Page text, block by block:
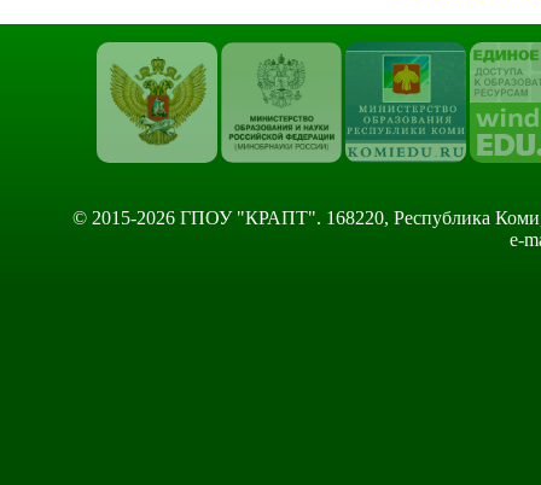
© 2015-2026 ГПОУ "КРАПТ". 168220, Республика Коми,
e-